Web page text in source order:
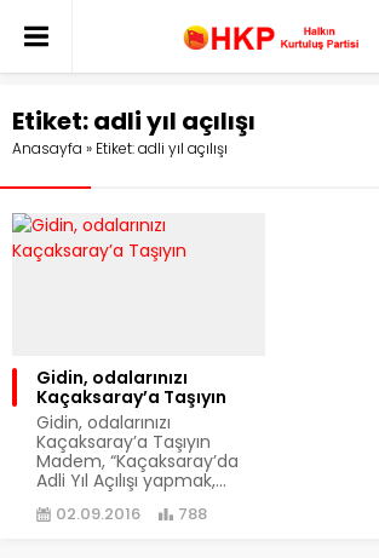
Etiket:adli yıl açılışı
Anasayfa » Etiket: adli yıl açılışı
Gidin, odalarınızı
Kaçaksaray’a Taşıyın
Gidin, odalarınızı
Kaçaksaray’a Taşıyın
Madem, “Kaçaksaray’da
Adli Yıl Açılışı yapmak,...
02.09.2016 788